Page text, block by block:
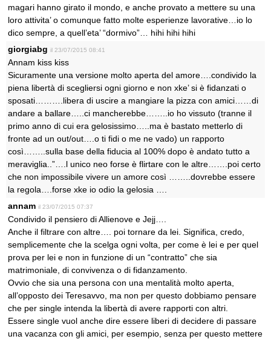
magari hanno girato il mondo, e anche provato a mettere su una
loro attivita’ o comunque fatto molte esperienze lavorative…io lo
dico sempre, a quell’eta’ “dormivo”… hihi hihi hihi
giorgiabg il 23/07/2015 08:41
Annam kiss kiss
Sicuramente una versione molto aperta del amore….condivido la
piena libertà di scegliersi ogni giorno e non xke’ si è fidanzati o
sposati……….libera di uscire a mangiare la pizza con amici……di
andare a ballare…..ci mancherebbe……..io ho vissuto (tranne il
primo anno di cui era gelosissimo…..ma è bastato metterlo di
fronte ad un out/out….o ti fidi o me ne vado) un rapporto
così……..sulla base della fiducia al 100% dopo è andato tutto a
meraviglia..”….l unico neo forse è flirtare con le altre…….poi certo
che non impossibile vivere un amore così ……..dovrebbe essere
la regola….forse xke io odio la gelosia ….
annam il 23/07/2015 07:37
Condivido il pensiero di Allienove e Jejj….
Anche il filtrare con altre…. poi tornare da lei. Significa, credo,
semplicemente che la scelga ogni volta, per come è lei e per quel
prova per lei e non in funzione di un “contratto” che sia
matrimoniale, di convivenza o di fidanzamento.
Ovvio che sia una persona con una mentalità molto aperta,
all’opposto dei Teresavvo, ma non per questo dobbiamo pensare
che per single intenda la libertà di avere rapporti con altri.
Essere single vuol anche dire essere liberi di decidere di passare
una vacanza con gli amici, per esempio, senza per questo mettere